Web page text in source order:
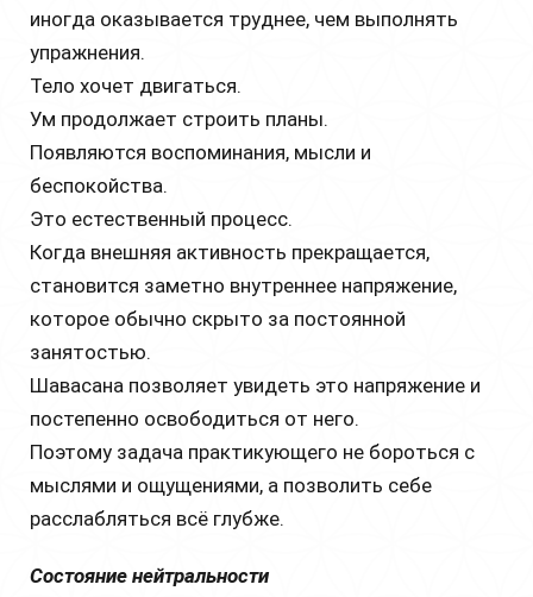
иногда оказывается труднее, чем выполнять
упражнения.
Тело хочет двигаться.
Ум продолжает строить планы.
Появляются воспоминания, мысли и
беспокойства.
Это естественный процесс.
Когда внешняя активность прекращается,
становится заметно внутреннее напряжение,
которое обычно скрыто за постоянной
занятостью.
Шавасана позволяет увидеть это напряжение и
постепенно освободиться от него.
Поэтому задача практикующего не бороться с
мыслями и ощущениями, а позволить себе
расслабляться всё глубже.
Состояние нейтральности